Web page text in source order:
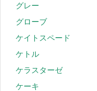
グレー
グローブ
ケイトスペード
ケトル
ケラスターゼ
ケーキ